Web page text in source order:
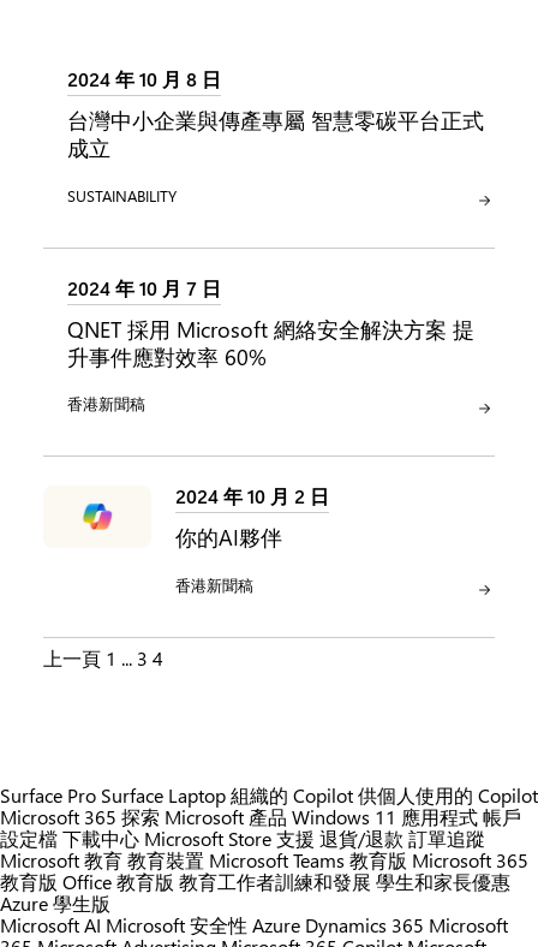
2024 年 10 月 8 日
台灣中小企業與傳產專屬 智慧零碳平台正式
成立
類別:
SUSTAINABILITY
2024 年 10 月 7 日
QNET 採用 Microsoft 網絡安全解決方案 提
升事件應對效率 60%
類別:
香港新聞稿
2024 年 10 月 2 日
你的AI夥伴
類別:
香港新聞稿
P
t
s
p
a
上一頁 1 ... 3 4
Surface Pro Surface Laptop組織的 Copilot供個人使用的 Copilot
Microsoft 365 探索 Microsoft 產品 Windows 11 應用程式帳戶
設定檔下載中心 Microsoft Store 支援 退貨/退款 訂單追蹤
Microsoft 教育教育裝置 Microsoft Teams 教育版 Microsoft 365
教育版 Office 教育版 教育工作者訓練和發展 學生和家長優惠
Azure 學生版
Microsoft AI Microsoft 安全性 Azure Dynamics 365 Microsoft